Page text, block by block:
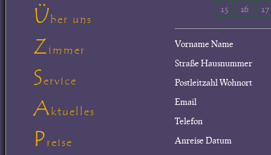
15
16
17
Vorname Name
Straße Hausnummer
Postleitzahl Wohnort
Email
Telefon
Anreise Datum
Über uns
Zimmer
Service
Aktuelles
Preise